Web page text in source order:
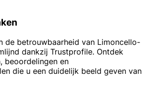
de betrouwbaarheid van Limoncello-
dankzij Trustprofile. Ontdek
beoordelingen en
die u een duidelijk beeld geven van